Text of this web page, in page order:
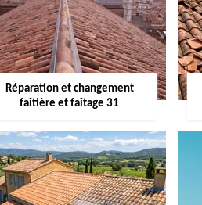
Réparation et changement
faîtière et faîtage 31